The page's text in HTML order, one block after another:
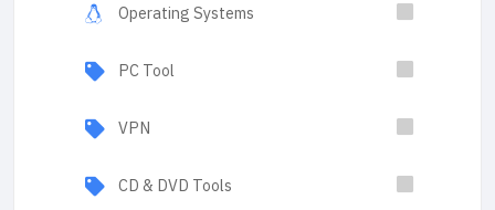
Operating Systems
PC Tool
VPN
CD & DVD Tools